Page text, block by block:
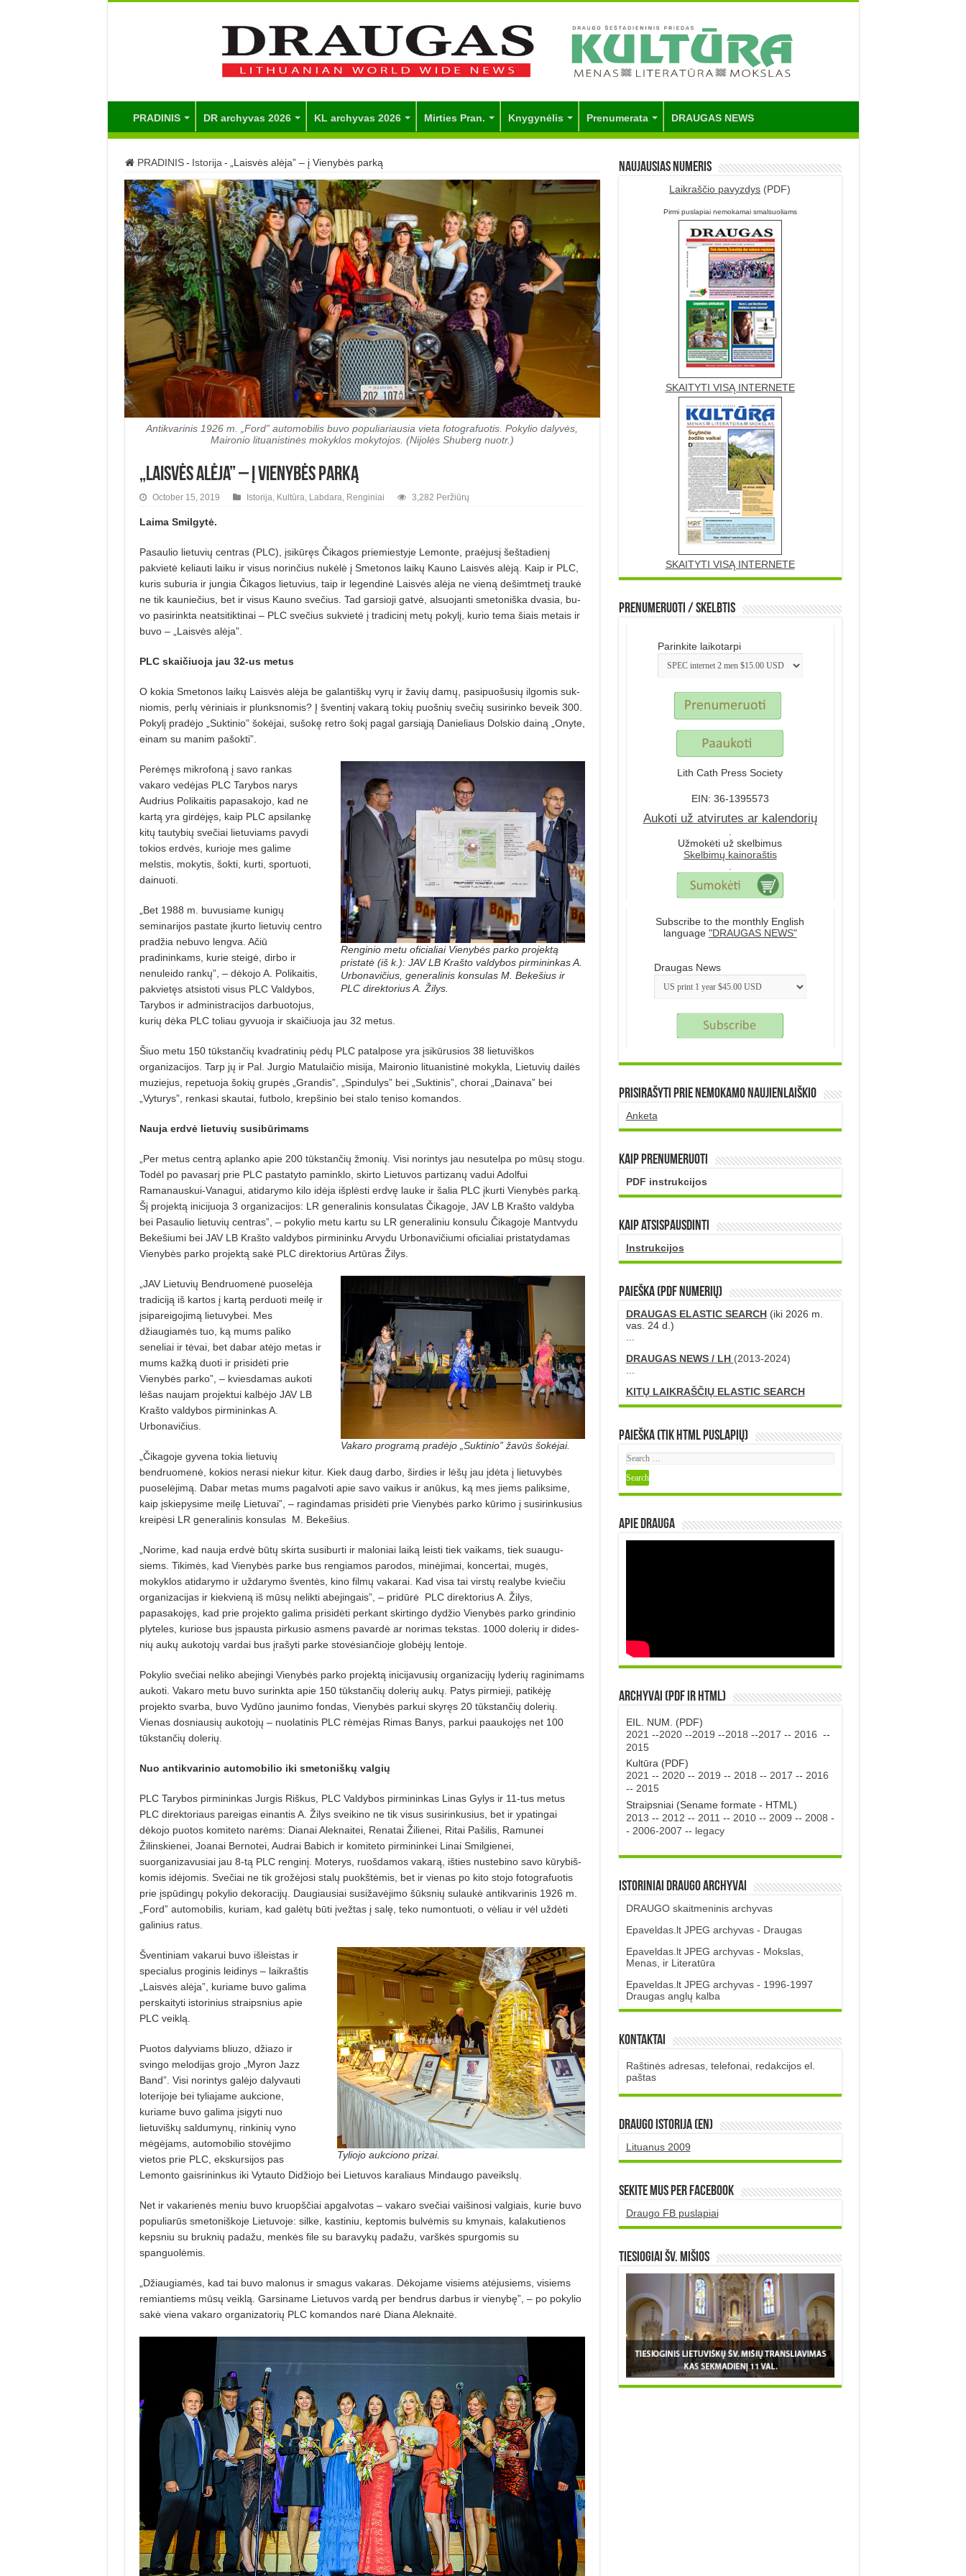
PRADINIS DR archyvas 2026 KL archyvas 2026 Mirties Pran. Knygynėlis Prenumerata DRAUGAS NEWS
PRADINIS - Istorija - „Laisvės alėja” – į Vienybės parką
Antikvarinis 1926 m. „Ford” automobilis buvo populiariausia vieta fotografuotis. Pokylio dalyvės,
Maironio lituanistinės mokyklos mokytojos. (Nijolės Shuberg nuotr.)
„Laisvės alėja” – į Vienybės parką
October 15, 2019 Istorija Kultūra Labdara Renginiai 3,282 Peržiūrų
Laima Smilgytė.
Pasaulio lietuvių centras (PLC), įsikūręs Čikagos priemiestyje Le­mon­te, praėjusį šeštadienį
pakvietė keliauti laiku ir visus norinčius nu­kėlė į Smetonos laikų Kauno Laisvės alėją. Kaip ir PLC,
kuris suburia ir jungia Čikagos lietuvius, taip ir legen­dinė Laisvės alėja ne vieną dešimtmetį traukė
ne tik kauniečius, bet ir visus Kauno svečius. Tad garsioji gat­vė, alsuojanti smetoniška dvasia, bu­
vo pasirinkta neatsitiktinai – PLC sve­čius sukvietė į tradicinį metų po­kylį, kurio tema šiais metais ir
buvo – „Laisvės alėja”.
PLC skaičiuoja jau 32-us metus
O kokia Smetonos laikų Laisvės alėja be galantiškų vyrų ir žavių da­mų, pasipuošusių ilgomis suk­
niomis, perlų vėriniais ir plunksnomis? Į šventinį vakarą tokių puošnių svečių susirinko beveik 300.
Pokylį pradėjo „Suktinio” šokėjai, sušokę retro šokį pagal garsiąją Danieliaus Dolskio dai­ną „Onyte,
einam su manim pa­šokti”.
Renginio metu oficialiai Vienybės parko projektą
pristatė (iš k.): JAV LB Krašto valdybos pirmininkas A.
Urbonavičius, generalinis konsulas M. Bekešius ir
PLC direktorius A. Žilys.
Perėmęs mikrofoną į savo rankas
vakaro vedėjas PLC Tarybos narys
Audrius Polikaitis papasakojo, kad ne
kartą yra girdėjęs, kaip PLC apsilankę
kitų tautybių svečiai lietuviams pavydi
tokios erdvės, kurioje mes galime
melstis, mokytis, šokti, kurti, sportuoti,
dainuoti.
„Bet 1988 m. buvusiame kunigų
seminarijos pastate įkurto lietuvių centro
pradžia nebuvo lengva. Ačiū
pradininkams, kurie steigė, dirbo ir
nenuleido rankų”, – dėkojo A. Poli­kaitis,
pakvietęs atsistoti visus PLC Valdybos,
Tarybos ir administracijos darbuotojus,
kurių dėka PLC toliau gyvuoja ir skaičiuoja jau 32 metus.
Šiuo metu 150 tūkstančių kvadratinių pėdų PLC patalpose yra įsikūrusios 38 lietuviškos
organizacijos. Tarp jų ir Pal. Jurgio Matulaičio misija, Maironio lituanistinė mokykla, Lietuvių dailės
muziejus, repetuoja šokių grupės „Grandis”, „Spindulys” bei „Suktinis”, chorai „Dainava” bei
„Vyturys”, renkasi skautai, futbolo, krep­šinio bei stalo teniso komandos.
Nauja erdvė lietuvių susibūrimams
„Per metus centrą aplanko apie 200 tūkstančių žmonių. Visi norintys jau nesutelpa po mūsų stogu.
Todėl po pavasarį prie PLC pastatyto pa­minklo, skirto Lietuvos partizanų va­dui Adolfui
Ramanauskui-Vanagui, atidarymo kilo idėja išplėsti erdvę lau­ke ir šalia PLC įkurti Vienybės parką.
Šį projektą inicijuoja 3 organizacijos: LR generalinis konsulatas Čikagoje, JAV LB Krašto valdyba
bei Pasaulio lietuvių centras”, – pokylio metu kartu su LR generaliniu konsulu Čikagoje Mantvydu
Bekešiumi bei JAV LB Krašto valdybos pirmi­ninku Arvydu Urbonavičiumi oficia­liai pristatydamas
Vienybės parko projektą sakė PLC direktorius Ar­tūras Žilys.
Vakaro programą pradėjo „Suktinio” žavūs šokėjai.
„JAV Lietuvių Bendruomenė puo­selėja
tradiciją iš kartos į kartą perduoti meilę ir
įsipareigojimą lie­tuvybei. Mes
džiaugiamės tuo, ką mums paliko
seneliai ir tėvai, bet da­bar atėjo metas ir
mums kažką duoti ir prisidėti prie
Vienybės parko”, – kviesdamas aukoti
lėšas naujam projektui kalbėjo JAV LB
Krašto valdybos pirmininkas A.
Urbonavičius.
„Čikagoje gyvena tokia lietuvių
bendruomenė, kokios nerasi niekur kitur. Kiek daug darbo, širdies ir lėšų jau įdėta į lietuvybės
puoselėjimą. Dabar metas mums pagalvoti apie sa­vo vaikus ir anūkus, ką mes jiems pa­liksime,
kaip įskiepysime meilę Lie­tu­vai”, – ragindamas prisidėti prie Vienybės parko kūrimo į susirinkusius
kreipėsi LR generalinis konsulas M. Bekešius.
„Norime, kad nauja erdvė būtų skirta susiburti ir maloniai laiką leisti tiek vaikams, tiek suaugu­
siems. Tikimės, kad Vienybės parke bus rengiamos parodos, minėjimai, kon­certai, mugės,
mokyklos atidarymo ir uždarymo šventės, kino filmų vakarai. Kad visa tai virstų realybe kviečiu
organizacijas ir kiekvieną iš mūsų nelikti abejingais”, – pridūrė PLC direktorius A. Žilys,
papasakojęs, kad prie projekto galima prisidėti perkant skirtingo dydžio Vienybės parko grindinio
plyteles, kuriose bus įspausta pirkusio asmens pavardė ar norimas tekstas. 1000 dolerių ir dides­­
nių aukų aukotojų vardai bus įrašyti parke stovėsiančioje globėjų lentoje.
Pokylio svečiai neliko abejingi Vienybės parko projektą inicijavusių organizacijų lyderių raginimams
au­koti. Vakaro metu buvo surinkta apie 150 tūkstančių dolerių aukų. Patys pirmieji, patikėję
projekto svar­ba, bu­vo Vydūno jaunimo fondas, Vieny­bės parkui skyręs 20 tūkstančių do­lerių.
Vienas dosniausių aukotojų – nuolatinis PLC rėmėjas Rimas Ba­nys, parkui paaukojęs net 100
tūks­tančių dolerių.
Nuo antikvarinio automobilio iki smetoniškų valgių
PLC Tarybos pirmininkas Jurgis Riškus, PLC Valdybos pirmininkas Linas Gylys ir 11-tus metus
PLC di­rektoriaus pareigas einantis A. Žilys sveikino ne tik visus susirinkusius, bet ir ypatingai
dėkojo puotos komi­teto narėms: Dianai Aleknaitei, Rena­tai Žilienei, Ritai Pašilis, Ramu­nei
Žilinskienei, Joanai Bernotei, Audrai Babich ir komiteto pirminin­kei Linai Smilgienei,
suorganizavusiai jau 8-tą PLC renginį. Moterys, ruošdamos va­karą, išties nustebino savo kūrybiš­
komis idėjomis. Svečiai ne tik grožė­josi stalų puokštėmis, bet ir vienas po kito stojo fotografuotis
prie įspūdin­gų pokylio dekoracijų. Daugiausiai su­­sižavėjimo šūksnių sulaukė antikvarinis 1926 m.
„Ford” automobilis, kuriam, kad galėtų būti įvežtas į salę, teko numontuoti, o vėliau ir vėl už­dėti
galinius ratus.
Tyliojo aukciono prizai.
Šventiniam vakarui buvo išleistas ir
specialus proginis leidinys – laik­raštis
„Laisvės alėja”, kuriame bu­vo galima
perskaityti istorinius straipsnius apie
PLC veiklą.
Puotos dalyviams bliuzo, džiazo ir
svingo melodijas grojo „Myron Jazz
Band”. Visi norintys galėjo dalyvauti
loterijoje bei tyliajame aukcio­ne,
kuriame buvo galima įsigyti nuo
lietuviškų saldumynų, rinkinių vyno
mėgėjams, automobilio stovėjimo
vietos prie PLC, ekskursijos pas
Lemonto gaisrininkus iki Vytauto Didžiojo bei Lietuvos karaliaus Min­daugo paveikslų.
Net ir vakarienės meniu buvo kruopščiai apgalvotas – vakaro svečiai vaišinosi valgiais, kurie buvo
popu­liarūs smetoniškoje Lietuvoje: silke, kastiniu, keptomis bulvėmis su kmynais, kalakutienos
kepsniu su bruk­nių padažu, menkės file su baravykų padažu, varškės spurgomis su
spanguolėmis.
„Džiaugiamės, kad tai buvo malonus ir smagus vakaras. Dėkojame visiems atėjusiems, visiems
remian­tiems mūsų veiklą. Garsiname Lietu­vos vardą per bendrus darbus ir vie­nybę”, – po pokylio
sakė viena vakaro organizatorių PLC komandos narė Diana Aleknaitė.
Naujausias numeris
Laikraščio pavyzdys (PDF)
Pirmi puslapiai nemokamai smalsuoliams
SKAITYTI VISĄ INTERNETE
SKAITYTI VISĄ INTERNETE
Prenumeruoti / Skelbtis
Parinkite laikotarpi
Lith Cath Press Society
EIN: 36-1395573
Aukoti už atvirutes ar kalendorių
.
Užmokėti už skelbimus
Skelbimų kainoraštis
.
Subscribe to the monthly English
language "DRAUGAS NEWS"
Draugas News
Prisirašyti prie nemokamo naujienlaiškio
Anketa
Kaip prenumeruoti
PDF instrukcijos
Kaip atsispausdinti
Instrukcijos
PAIEŠKA (PDF numerių)
DRAUGAS ELASTIC SEARCH(iki 2026 m.
vas. 24 d.)
...
DRAUGAS NEWS / LH (2013-2024)
...
KITŲ LAIKRAŠČIŲ ELASTIC SEARCH
Paieška (tik HTML puslapių)
Apie DRAUGA
Archyvai (PDF ir HTML)
EIL. NUM. (PDF)
2021 --2020--2019 --2018 --2017 -- 2016 --
2015
Kultūra (PDF)
2021 -- 2020-- 2019 -- 2018 -- 2017 -- 2016
-- 2015
Straipsniai (Sename formate - HTML)
2013 -- 2012 -- 2011 -- 2010-- 2009 -- 2008 -
- 2006-2007 -- legacy
Istoriniai DRAUGO Archyvai
DRAUGO skaitmeninis archyvas
Epaveldas.lt JPEG archyvas - Draugas
Epaveldas.lt JPEG archyvas - Mokslas,
Menas, ir Literatūra
Epaveldas.lt JPEG archyvas - 1996-1997
Draugas anglų kalba
Kontaktai
Raštinės adresas, telefonai, redakcijos el.
paštas
DRAUGO istorija (EN)
Lituanus 2009
Sekite mus per Facebook
Draugo FB puslapiai
TIESIOGIAI šv. MIŠIOS